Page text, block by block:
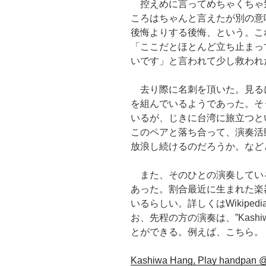
控えめに言ってめちゃくちゃ
ころはちゃんと言えたが別の
後悔よりする後悔、という。
「ここだとほとんど立ち止ま
いです」と言われて少し救われ
去り際に名刺を頂いた。見る
を組んでいるようであった。
いるが、じきに台湾に旅立つ
このペアと落ち合って、演奏
放浪し続けるのだろうか。な
また、そのひとの演奏してい
あった。割合最近に生まれた
いるらしい。詳しくは
お、先程の方の演奏は、
とができる。例えば、こちら。
Kashiwa Hang, Play handpan